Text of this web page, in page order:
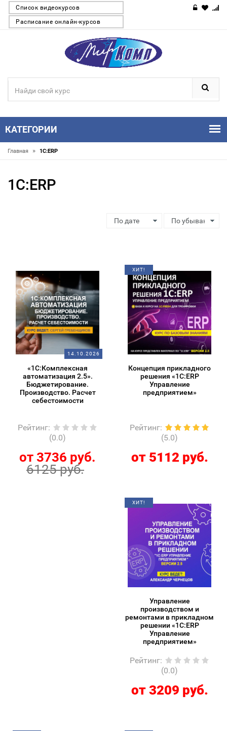
Список видеокурсов
Расписание онлайн-курсов
КАТЕГОРИИ
Главная » 1С:ERP
1С:ERP
14.10.2026
«1С:Комплексная
автоматизация 2.5».
Бюджетирование.
Производство. Расчет
себестоимости
Рейтинг:
(0.0)
от 3736 руб.
6125 руб.
ХИТ!
Концепция прикладного
решения «1С:ERP
Управление
предприятием»
Рейтинг:
(5.0)
от 5112 руб.
ХИТ!
Управление
производством и
ремонтами в прикладном
решении «1С:ERP
Управление
предприятием»
Рейтинг:
(0.0)
от 3209 руб.